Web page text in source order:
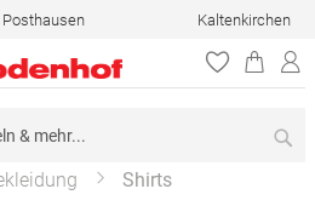
Posthausen Kaltenkirchen
Shirts